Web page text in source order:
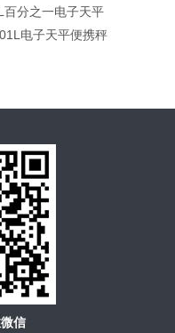
分之一电子天平
电子天平便携秤
信